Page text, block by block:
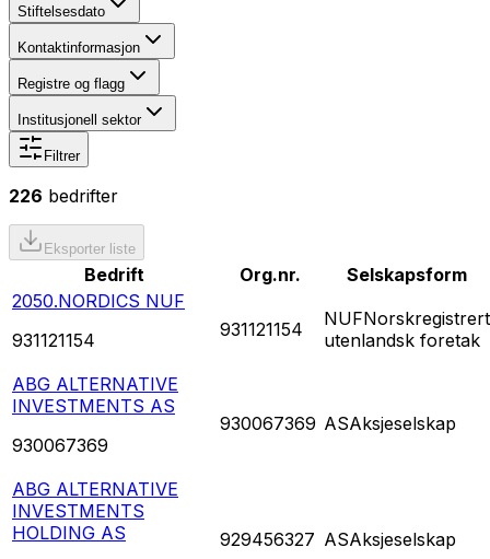
Stiftelsesdato
Kontaktinformasjon
Registre og flagg
Institusjonell sektor
Filtrer
226 bedrifter
Eksporter liste
Bedrift Org.nr.
Selskapsform
2050.NORDICS NUF
931121154
931121154 NUFNorskregistrert
utenlandsk foretak
ABG ALTERNATIVE
INVESTMENTS AS
930067369
930067369 ASAksjeselskap
ABG ALTERNATIVE
INVESTMENTS
HOLDING AS
929456327 ASAksjeselskap